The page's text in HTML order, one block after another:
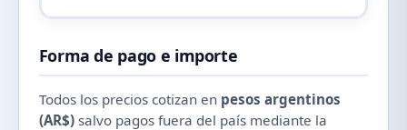
Forma de pago e importe
Todos los precios cotizan en pesos argentinos
(AR$)salvo pagos fuera del país mediante la